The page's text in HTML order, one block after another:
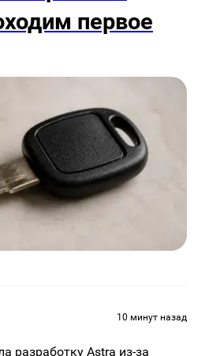
первое
10 минут назад
разработку Astra из-за